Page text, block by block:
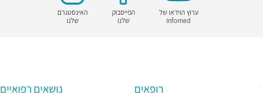
ערוץ הוידאו של
Infomed
הפייסבוק
שלנו
האינסטגרם
שלנו
רופאים נושאים רפואיים